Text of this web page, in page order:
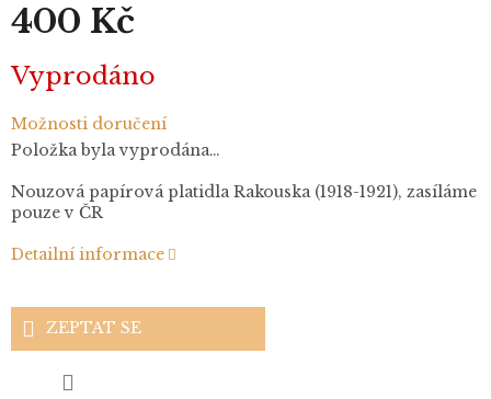
400 Kč
cena:
Vyprodáno
Možnosti doručení
Položka byla vyprodána…
Nouzová papírová platidla Rakouska (1918-1921), zasíláme
pouze v ČR
Detailní informace
ZEPTAT SE